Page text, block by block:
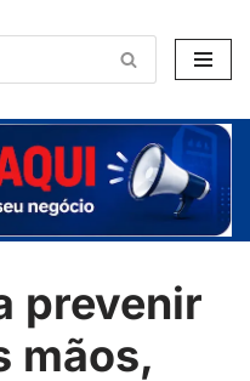
prevenir
mãos,